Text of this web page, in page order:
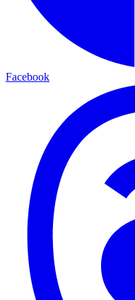
Facebook